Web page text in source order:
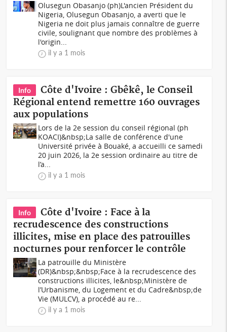
Olusegun Obasanjo (ph)L'ancien Président du
Nigeria, Olusegun Obasanjo, a averti que le
Nigeria ne doit plus jamais connaître de guerre
civile, soulignant que nombre des problèmes à
l'origin...
il y a 1 mois
Info
Côte d'Ivoire : Gbêkê, le Conseil
Régional entend remettre 160 ouvrages
aux populations
Lors de la 2e session du conseil régional (ph
KOACI)&nbsp;La salle de conférence d'une
Université privée à Bouaké, a accueilli ce samedi
20 juin 2026, la 2e session ordinaire au titre de
l’a...
il y a 1 mois
Info
Côte d'Ivoire : Face à la
recrudescence des constructions
illicites, mise en place des patrouilles
nocturnes pour renforcer le contrôle
La patrouille du Ministère
(DR)&nbsp;&nbsp;Face à la recrudescence des
constructions illicites, le&nbsp;Ministère de
l’Urbanisme, du Logement et du Cadre&nbsp;de
Vie (MULCV), a procédé au re...
il y a 1 mois